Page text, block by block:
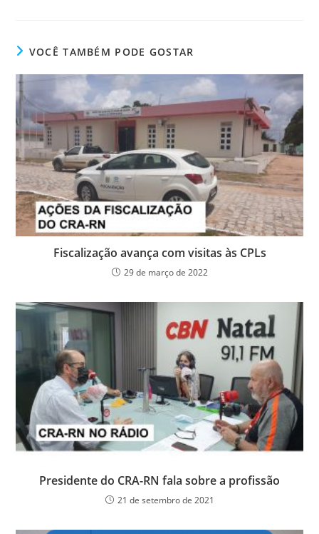
e
b
o
o
k
er e
dI
n
s
A
p
p
e
n
g
er
ri
e
n
dl
y
VOCÊ TAMBÉM PODE GOSTAR
Fiscalização avança com visitas às CPLs
29 de março de 2022
Presidente do CRA-RN fala sobre a profissão
21 de setembro de 2021